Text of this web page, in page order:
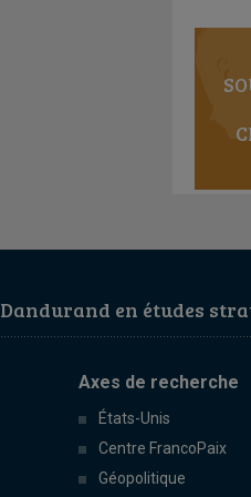
en études
Axes de recherche
États-Unis
Centre FrancoPaix
Géopolitique